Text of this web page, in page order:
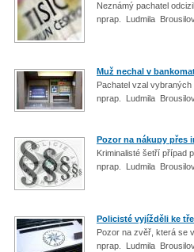
Neznámý pachatel
nprap. Ludmila
Muž nechal v
Pachatel vzal
nprap. Ludmila
Pozor na nákupy přes
Kriminalisté šetří případ
nprap. Ludmila
Policisté vyjížděli ke
Pozor na zvěř, která se
nprap. Ludmila